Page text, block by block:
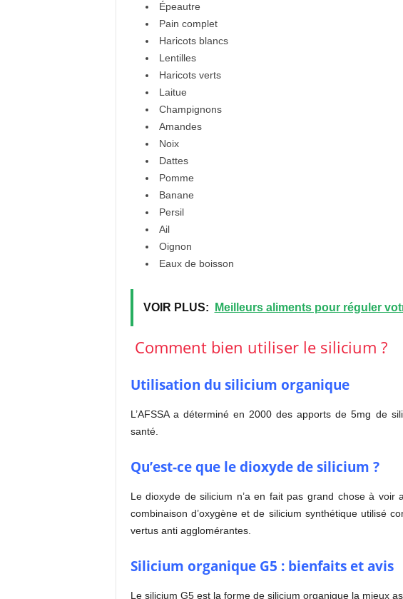
Épeautre
Pain complet
Haricots blancs
Lentilles
Haricots verts
Laitue
Champignons
Amandes
Noix
Dattes
Pomme
Banane
Persil
Ail
Oignon
Eaux de boisson
VOIR PLUS: Meilleurs aliments pour réguler
Comment bien utiliser le silicium ?
Utilisation du silicium organique
L’AFSSA a déterminé en 2000 des apports de 5mg de
santé.
Qu’est-ce que le dioxyde de silicium ?
Le dioxyde de silicium n’a en fait pas grand chose à voir
combinaison d’oxygène et de silicium synthétique utilisé
vertus anti agglomérantes.
Silicium organique G5 : bienfaits et avis
Le silicium G5 est la forme de silicium organique la mieux